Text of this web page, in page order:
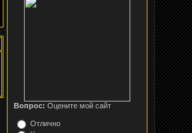
Вопрос: Оцените мой сайт
Отлично